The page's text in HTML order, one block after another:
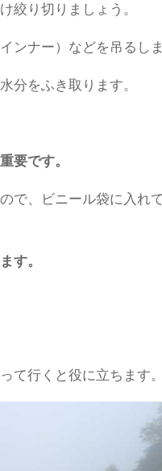
絞り切りましょう。
ンナー）などを吊るしま
分をふき取ります。
要です。
で、ビニール袋に入れ
す。
て行くと役に立ちます。